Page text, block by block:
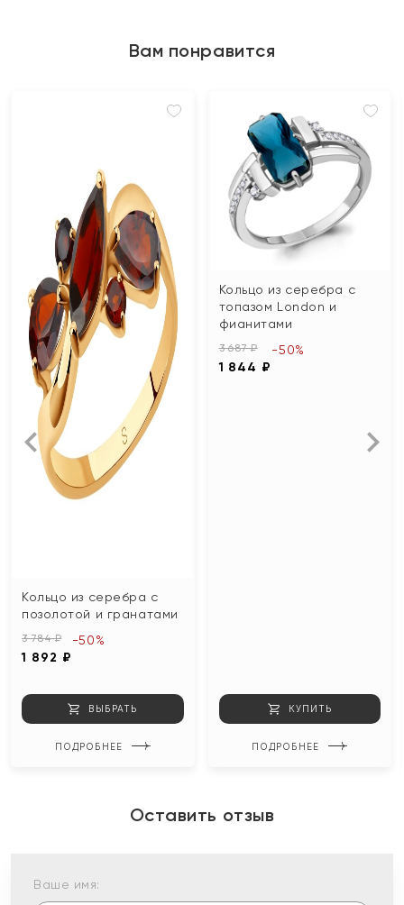
Вам понравится
Кольцо из серебра с
позолотой и гранатами
3 784 ₽
1 892 ₽
-50%
ВЫБРАТЬ
ПОДРОБНЕЕ
Кольцо из серебра с
топазом London и
фианитами
3 687 ₽
1 844 ₽
-50%
КУПИТЬ
ПОДРОБНЕЕ
Оставить отзыв
Ваше имя: